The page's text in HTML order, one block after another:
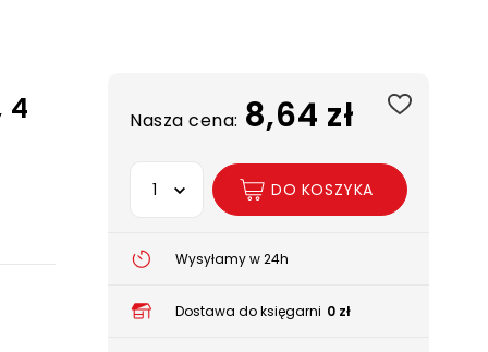
4
Nasza cena: 8,64 zł
Wybierz opcję
DO KOSZYKA
Wysyłamy w 24h
Dostawa do księgarni 0 zł